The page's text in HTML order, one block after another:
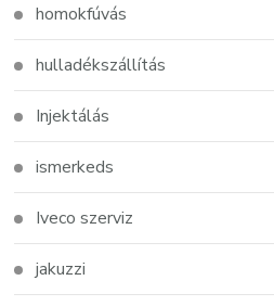
homokfúvás
hulladékszállítás
Injektálás
ismerkeds
Iveco szerviz
jakuzzi